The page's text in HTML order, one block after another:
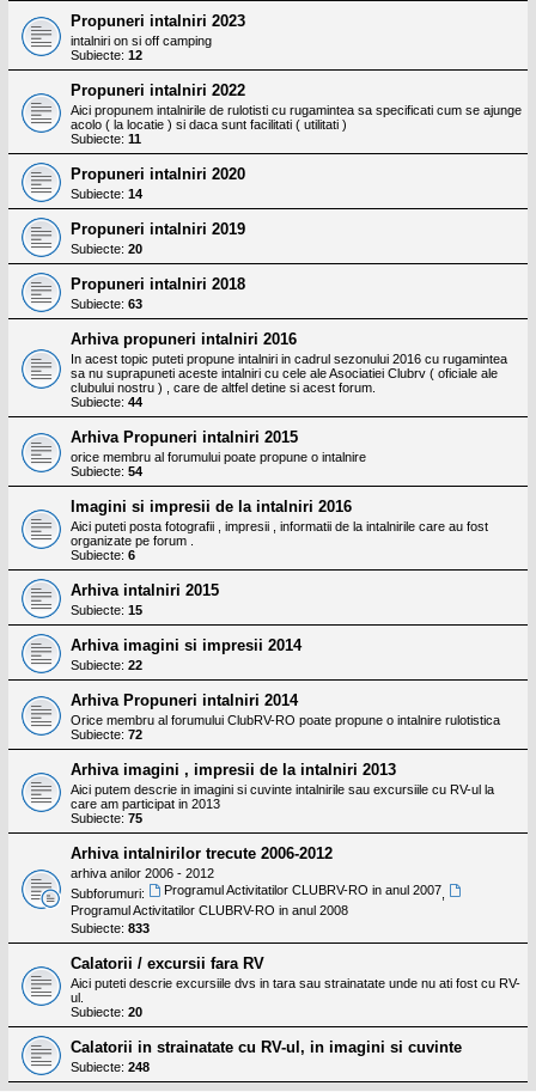
l
o
t
e
s
i
a
t
o
r
u
l
o
t
e
d
i
o
m
a
a
Propuneri intalniri 2023
intalniri on si off camping
Subiecte: 12
Propuneri intalniri 2022
Aici propunem intalnirile de rulotisti cu rugamintea sa specificati cum se ajunge
acolo ( la locatie ) si daca sunt facilitati ( utilitati )
Subiecte: 11
Propuneri intalniri 2020
Subiecte: 14
Propuneri intalniri 2019
Subiecte: 20
Propuneri intalniri 2018
Subiecte: 63
Arhiva propuneri intalniri 2016
In acest topic puteti propune intalniri in cadrul sezonului 2016 cu rugamintea
sa nu suprapuneti aceste intalniri cu cele ale Asociatiei Clubrv ( oficiale ale
clubului nostru ) , care de altfel detine si acest forum.
Subiecte: 44
Arhiva Propuneri intalniri 2015
orice membru al forumului poate propune o intalnire
Subiecte: 54
Imagini si impresii de la intalniri 2016
Aici puteti posta fotografii , impresii , informatii de la intalnirile care au fost
organizate pe forum .
Subiecte: 6
Arhiva intalniri 2015
Subiecte: 15
Arhiva imagini si impresii 2014
Subiecte: 22
Arhiva Propuneri intalniri 2014
Orice membru al forumului ClubRV-RO poate propune o intalnire rulotistica
Subiecte: 72
Arhiva imagini , impresii de la intalniri 2013
Aici putem descrie in imagini si cuvinte intalnirile sau excursiile cu RV-ul la
care am participat in 2013
Subiecte: 75
Arhiva intalnirilor trecute 2006-2012
arhiva anilor 2006 - 2012
Subforumuri:
Programul Activitatilor CLUBRV-RO in anul 2007
Programul Activitatilor CLUBRV-RO in anul 2008
Subiecte: 833
Calatorii / excursii fara RV
Aici puteti descrie excursiile dvs in tara sau strainatate unde nu ati fost cu RV-
ul.
Subiecte: 20
Calatorii in strainatate cu RV-ul, in imagini si cuvinte
Subiecte: 248